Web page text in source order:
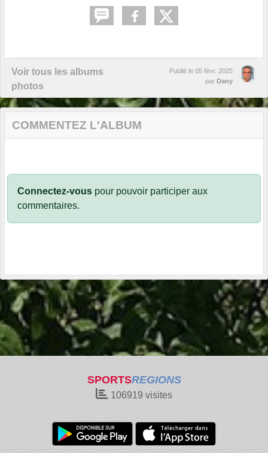
Voir tous les albums
photos
Publié le 05 févr. 2025
par Dany
COMMENTEZ L'ALBUM
Connectez-vous pour pouvoir participer aux
commentaires.
SPORTSREGIONS
106919 visites